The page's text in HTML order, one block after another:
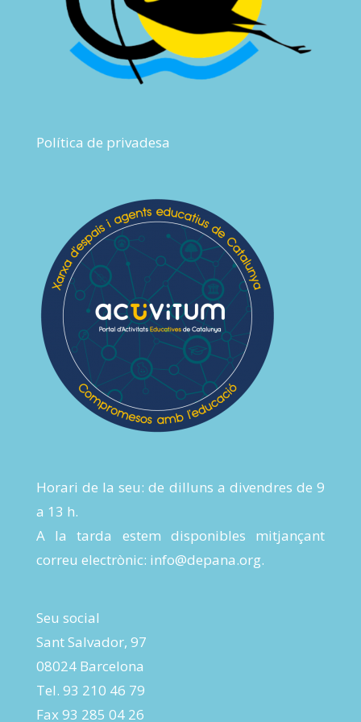
Política de privadesa
Horari de la seu: de dilluns a divendres de 9
a 13 h.
A la tarda estem disponibles mitjançant
correu electrònic: info@depana.org.
Seu social
Sant Salvador, 97
08024 Barcelona
Tel. 93 210 46 79
Fax 93 285 04 26